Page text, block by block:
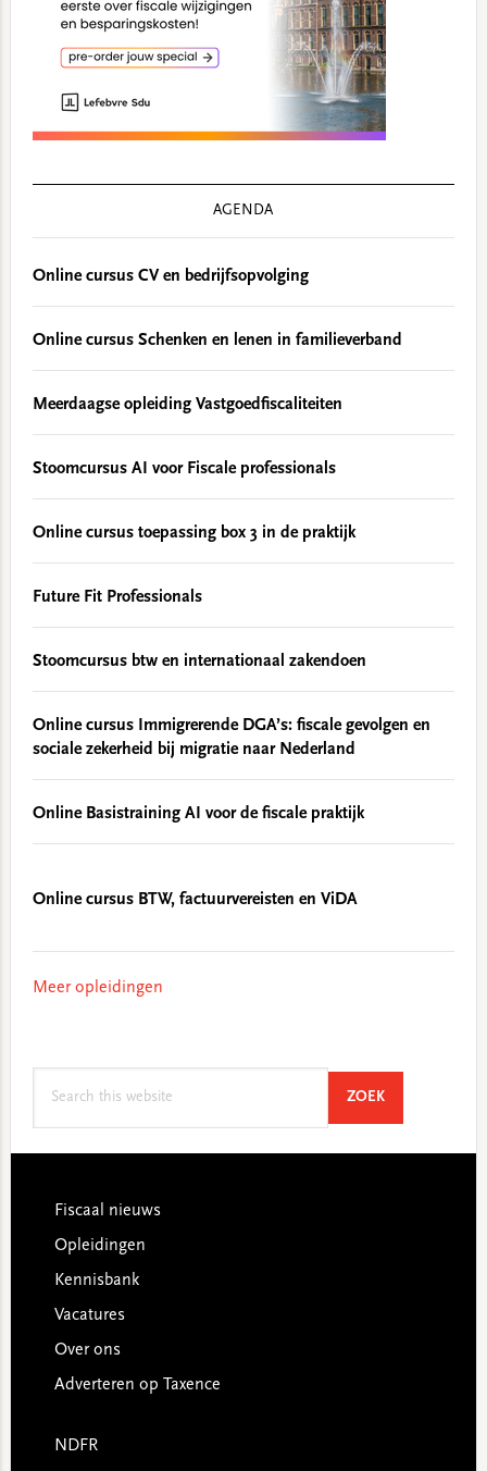
AGENDA
Online cursus CV en bedrijfsopvolging
Online cursus Schenken en lenen in familieverband
Meerdaagse opleiding Vastgoedfiscaliteiten
Stoomcursus AI voor Fiscale professionals
Online cursus toepassing box 3 in de praktijk
Future Fit Professionals
Stoomcursus btw en internationaal zakendoen
Online cursus Immigrerende DGA’s: fiscale gevolgen en
sociale zekerheid bij migratie naar Nederland
Online Basistraining AI voor de fiscale praktijk
Online cursus BTW, factuurvereisten en ViDA
Meer opleidingen
ZOEKSEARCH
Footer
Fiscaal nieuws
Opleidingen
Kennisbank
Vacatures
Over ons
Adverteren op Taxence
NDFR